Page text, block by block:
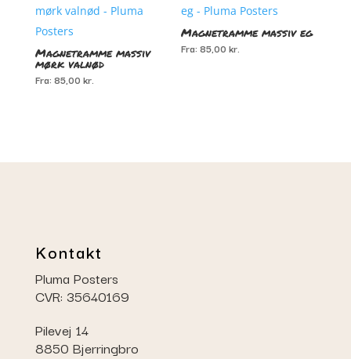
Magnetramme massiv
mørk valnød
Fra: 85,00 kr.
Magnetramme massiv eg
Fra:85,00kr.
Kontakt
Pluma Posters
CVR: 35640169
Pilevej 14
8850 Bjerringbro